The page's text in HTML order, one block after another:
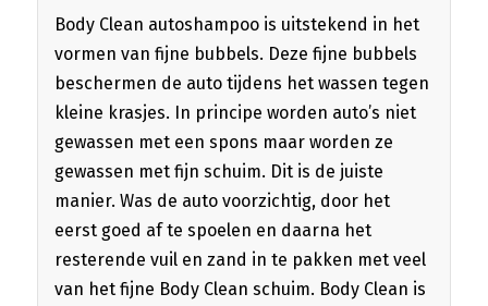
Body Clean autoshampoo is uitstekend in het
vormen van fijne bubbels. Deze fijne bubbels
beschermen de auto tijdens het wassen tegen
kleine krasjes. In principe worden auto’s niet
gewassen met een spons maar worden ze
gewassen met fijn schuim. Dit is de juiste
manier. Was de auto voorzichtig, door het
eerst goed af te spoelen en daarna het
resterende vuil en zand in te pakken met veel
van het fijne Body Clean schuim. Body Clean is